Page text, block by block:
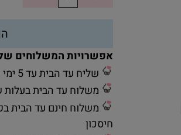
אפשרויות המשלוחים
שליח עד הבית עד 5 ימי עסקים
משלוח עד הבית בעלות של
חיסכון